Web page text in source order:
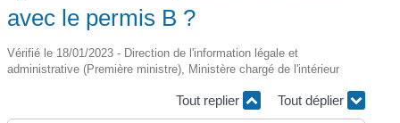
avec le permis B ?
Vérifié le 18/01/2023 - Direction de l'information légale et
administrative (Première ministre), Ministère chargé de l'intérieur
Tout replier Tout déplier